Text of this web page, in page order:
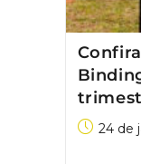
24 de